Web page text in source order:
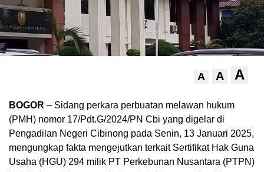
A A A
BOGOR – Sidang perkara perbuatan melawan hukum
(PMH) nomor 17/Pdt.G/2024/PN Cbi yang digelar di
Pengadilan Negeri Cibinong pada Senin, 13 Januari 2025,
mengungkap fakta mengejutkan terkait Sertifikat Hak Guna
Usaha (HGU) 294 milik PT Perkebunan Nusantara (PTPN)